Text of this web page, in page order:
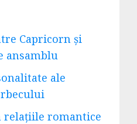
Capricorn și
ansamblu
ale
relațiile romantice